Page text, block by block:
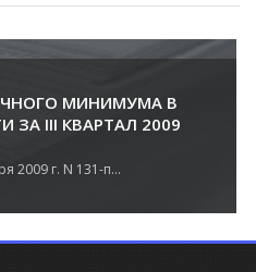
МИНИМУМА В
ЗА III КВАРТАЛ 2009
2009 г. N 131-п...